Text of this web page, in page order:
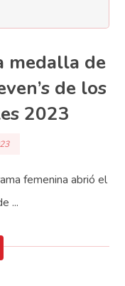
medalla de
de los
2023
femenina abrió el
...